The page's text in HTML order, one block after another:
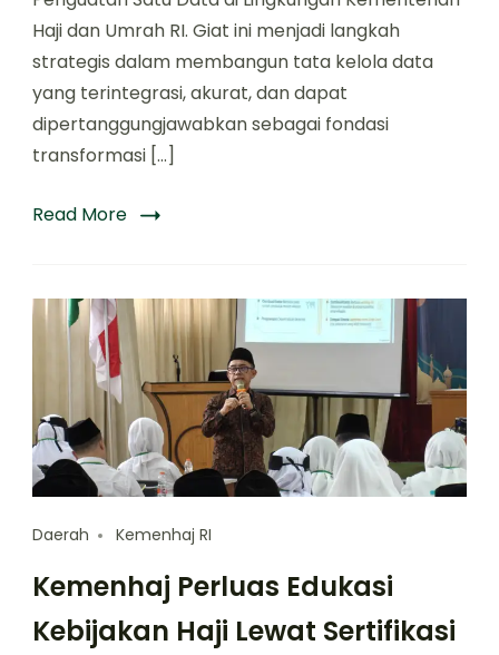
Haji dan Umrah RI. Giat ini menjadi langkah
strategis dalam membangun tata kelola data
yang terintegrasi, akurat, dan dapat
dipertanggungjawabkan sebagai fondasi
transformasi […]
Read More
Daerah Kemenhaj RI
Kemenhaj Perluas Edukasi
Kebijakan Haji Lewat Sertifikasi